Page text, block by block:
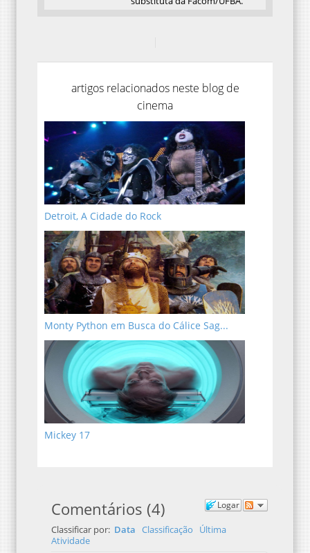
artigos relacionados neste blog de
cinema
Detroit, A Cidade do Rock
Monty Python em Busca do Cálice Sag...
Mickey 17
Logar
Comentários (4)
Classificar por: Data Classificação
Última
Atividade